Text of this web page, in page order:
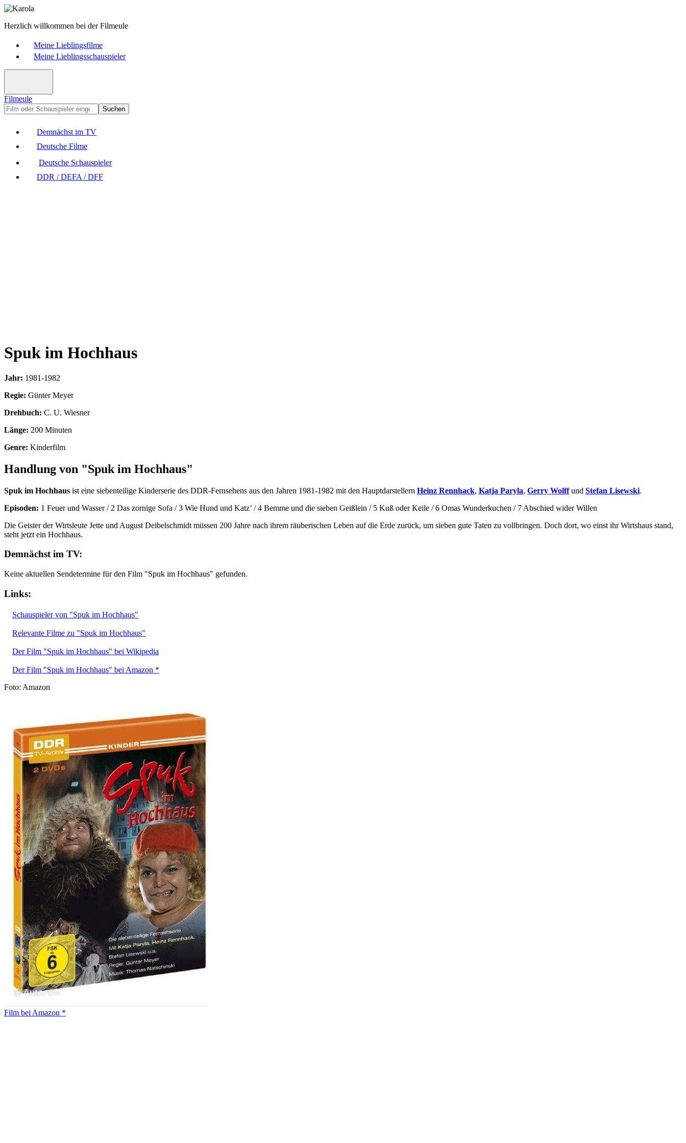
Herzlich willkommen bei der Filmeule
Meine Lieblingsfilme
Meine Lieblingsschauspieler
Filmeule
Suchen
Demnächst im TV
Deutsche Filme
Deutsche Schauspieler
DDR / DEFA / DFF
Spuk im Hochhaus
Jahr: 1981-1982
Regie: Günter Meyer
Drehbuch: C. U. Wiesner
Länge: 200 Minuten
Genre: Kinderfilm
Handlung von "Spuk im Hochhaus"
Spuk im Hochhaus ist eine siebenteilige Kinderserie des DDR-Fernsehens aus den Jahren 1981-1982 mit den Hauptdarstellern Heinz Rennhack, Katja Paryla, Gerry Wolffund Stefan Lisewski.
Episoden: 1 Feuer und Wasser / 2 Das zornige Sofa / 3 Wie Hund und Katz’ / 4 Bemme und die sieben Geißlein / 5 Kuß oder Keile / 6 Omas Wunderkuchen / 7 Abschied wider Willen
Die Geister der Wirtsleute Jette und August Deibelschmidt müssen 200 Jahre nach ihrem räuberischen Leben auf die Erde zurück, um sieben gute Taten zu vollbringen. Doch dort, wo einst ihr Wirtshaus stand,
steht jetzt ein Hochhaus.
Demnächst im TV:
Keine aktuellen Sendetermine für den Film "Spuk im Hochhaus" gefunden.
Links:
Schauspieler von "Spuk im Hochhaus"
Relevante Filme zu "Spuk im Hochhaus"
Der Film "Spuk im Hochhaus" bei Wikipedia
Der Film "Spuk im Hochhaus" bei Amazon *
Foto: Amazon
Film bei Amazon *